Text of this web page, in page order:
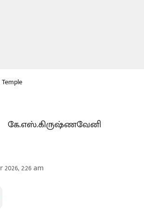
கே.எஸ்.கிருஷ்ணவேனி
2026, 2:26 am